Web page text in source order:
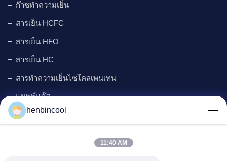
ก๊าซทำความเย็น
สารเย็น HCFC
สารเย็น HFO
สารเย็น HC
สารทำความเย็นไซโคลเพนเทน
แมพพ์แก๊ส
ตัวแทนฟอง
henbincool
11:40 AM